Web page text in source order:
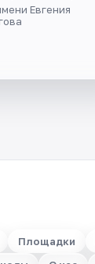
Евгения
Площадки